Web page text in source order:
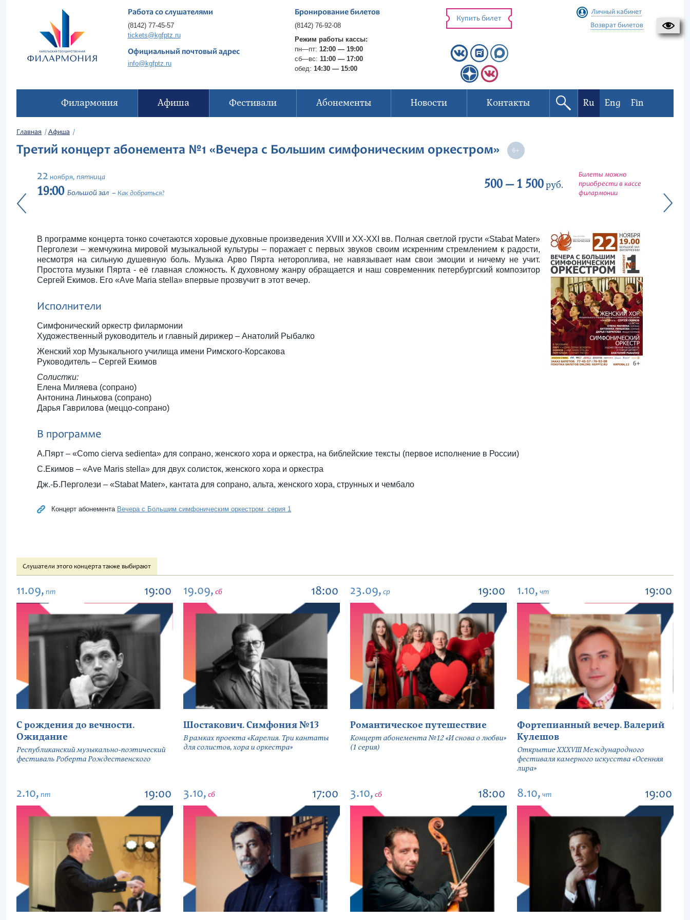
Работа со слушателями
(8142) 77-45-57
tickets@kgfptz.ru
Официальный почтовый адрес
info@kgfptz.ru
Бронирование билетов
(8142) 76-92-08
Режим работы кассы:
пн—пт: 12:00 — 19:00
сб—вс: 11:00 — 17:00
обед: 14:30 — 15:00
Купить билет
Личный кабинет
Возврат билетов
Филармония Афиша Фестивали Абонементы Новости Контакты Ru Eng Fin
Главная Афиша
Третий концерт абонемента №1 «Вечера с Большим симфоническим оркестром»
22 ноября, пятница
19:00 Большой зал Как добраться?
500 — 1 500руб.
Билеты можно
приобрести в кассе
филармонии
В программе концерта тонко сочетаются хоровые духовные произведения XVIII и XX-XXI вв. Полная светлой грусти «Stabat Mater»
Перголези – жемчужина мировой музыкальной культуры – поражает с первых звуков своим искренним стремлением к радости,
несмотря на сильную душевную боль. Музыка Арво Пярта нетороплива, не навязывает нам свои эмоции и ничему не учит.
Простота музыки Пярта - её главная сложность. К духовному жанру обращается и наш современник петербургский композитор
Сергей Екимов. Его «Ave Maria stella» впервые прозвучит в этот вечер.
Исполнители
Симфонический оркестр филармонии
Художественный руководитель и главный дирижер – Анатолий Рыбалко
Женский хор Музыкального училища имени Римского-Корсакова
Руководитель – Сергей Екимов
Солистки:
Елена Миляева (сопрано)
Антонина Линькова (сопрано)
Дарья Гаврилова (меццо-сопрано)
В программе
А.Пярт – «Сomo cierva sedienta» для сопрано, женского хора и оркестра, на библейские тексты (первое исполнение в России)
С.Екимов – «Ave Maris stella» для двух солисток, женского хора и оркестра
Дж.-Б.Перголези – «Stabat Mater», кантата для сопрано, альта, женского хора, струнных и чембало
Концерт абонемента Вечера с Большим симфоническим оркестром: серия 1
Слушатели этого концерта также выбирают
11.09, пт 19:00
С рождения до вечности.
Ожидание
Республиканский музыкально-поэтический
фестиваль Роберта Рождественского
19.09, сб 18:00
Шостакович. Симфония №13
В рамках проекта «Карелия. Три кантаты
для солистов, хора и оркестра»
23.09, ср 19:00
Романтическое путешествие
Концерт абонемента №12 «И снова о любви»
(1 серия)
1.10, чт 19:00
Фортепианный вечер. Валерий
Кулешов
Открытие ХХХVIII Международного
фестиваля камерного искусства «Осенняя
лира»
2.10, пт 19:00 3.10, сб 17:00 3.10, сб 18:00 8.10, чт 19:00